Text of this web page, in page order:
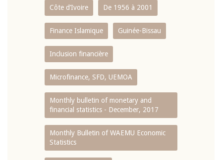
Côte d’Ivoire De 1956 à 2001
Finance Islamique Guinée-Bissau
Inclusion financière
Microfinance, SFD, UEMOA
Monthly bulletin of monetary and
financial statistics - December, 2017
Monthly Bulletin of WAEMU Economic
Statistics